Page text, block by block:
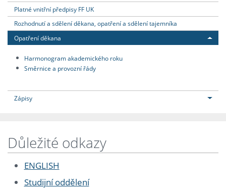
Platné vnitřní předpisy FF UK
Rozhodnutí a sdělení děkana, opatření a sdělení tajemníka
Opatření děkana
Harmonogram akademického roku
Směrnice a provozní řády
Zápisy
Důležité odkazy
ENGLISH
Studijní oddělení